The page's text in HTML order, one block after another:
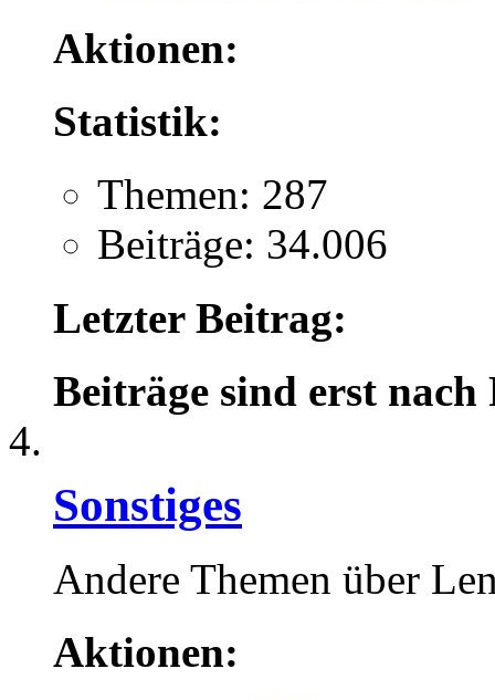
Aktionen:
Statistik:
Themen: 287
Beiträge: 34.006
Letzter Beitrag:
Beiträge sind erst
Sonstiges
Andere Themen über
Aktionen: